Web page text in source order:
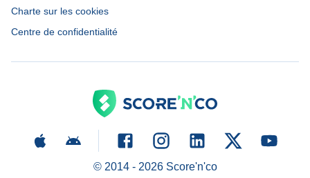
Charte sur les cookies
Centre de confidentialité
© 2014 - 2026Score'n'co